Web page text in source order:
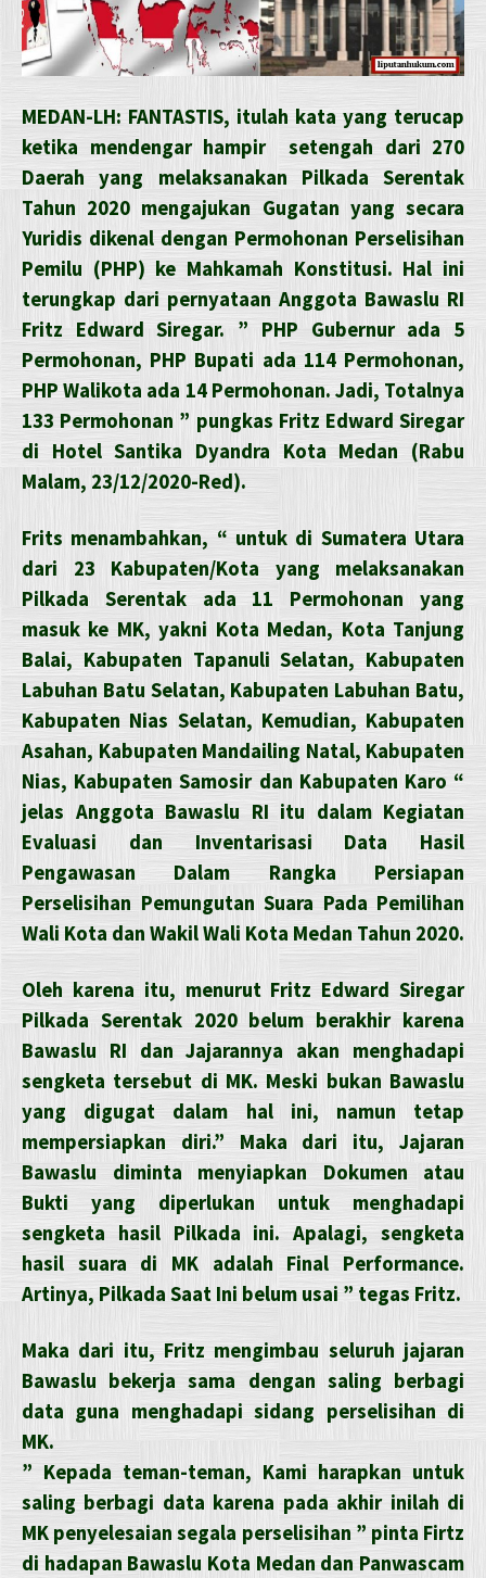
MEDAN-LH: FANTASTIS, itulah kata yang terucap
ketika mendengar hampir setengah dari 270
Daerah yang melaksanakan Pilkada Serentak
Tahun 2020 mengajukan Gugatan yang secara
Yuridis dikenal dengan Permohonan Perselisihan
Pemilu (PHP) ke Mahkamah Konstitusi. Hal ini
terungkap dari pernyataan Anggota Bawaslu RI
Fritz Edward Siregar. ” PHP Gubernur ada 5
Permohonan, PHP Bupati ada 114 Permohonan,
PHP Walikota ada 14 Permohonan. Jadi, Totalnya
133 Permohonan ” pungkas Fritz Edward Siregar
di Hotel Santika Dyandra Kota Medan (Rabu
Malam, 23/12/2020-Red).
Frits menambahkan, “ untuk di Sumatera Utara
dari 23 Kabupaten/Kota yang melaksanakan
Pilkada Serentak ada 11 Permohonan yang
masuk ke MK, yakni Kota Medan, Kota Tanjung
Balai, Kabupaten Tapanuli Selatan, Kabupaten
Labuhan Batu Selatan, Kabupaten Labuhan Batu,
Kabupaten Nias Selatan, Kemudian, Kabupaten
Asahan, Kabupaten Mandailing Natal, Kabupaten
Nias, Kabupaten Samosir dan Kabupaten Karo “
jelas Anggota Bawaslu RI itu dalam Kegiatan
Evaluasi dan Inventarisasi Data Hasil
Pengawasan Dalam Rangka Persiapan
Perselisihan Pemungutan Suara Pada Pemilihan
Wali Kota dan Wakil Wali Kota Medan Tahun 2020.
Oleh karena itu, menurut Fritz Edward Siregar
Pilkada Serentak 2020 belum berakhir karena
Bawaslu RI dan Jajarannya akan menghadapi
sengketa tersebut di MK. Meski bukan Bawaslu
yang digugat dalam hal ini, namun tetap
mempersiapkan diri.” Maka dari itu, Jajaran
Bawaslu diminta menyiapkan Dokumen atau
Bukti yang diperlukan untuk menghadapi
sengketa hasil Pilkada ini. Apalagi, sengketa
hasil suara di MK adalah Final Performance.
Artinya, Pilkada Saat Ini belum usai ” tegas Fritz.
Maka dari itu, Fritz mengimbau seluruh jajaran
Bawaslu bekerja sama dengan saling berbagi
data guna menghadapi sidang perselisihan di
MK.
” Kepada teman-teman, Kami harapkan untuk
saling berbagi data karena pada akhir inilah di
MK penyelesaian segala perselisihan ” pinta Firtz
di hadapan Bawaslu Kota Medan dan Panwascam